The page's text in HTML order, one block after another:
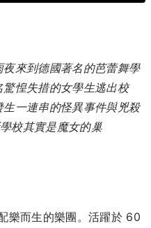
來到德國著名的芭蕾舞學
惶失措的女學生逃出校
一連串的怪異事件與兇殺
校其實是魔女的巢
樂而生的樂團。活躍於 60